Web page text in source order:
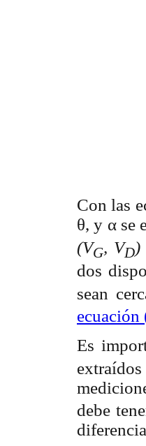
Con las
θ, y α se
(VG, VD)
dos
sean
ecuación
Es
debe